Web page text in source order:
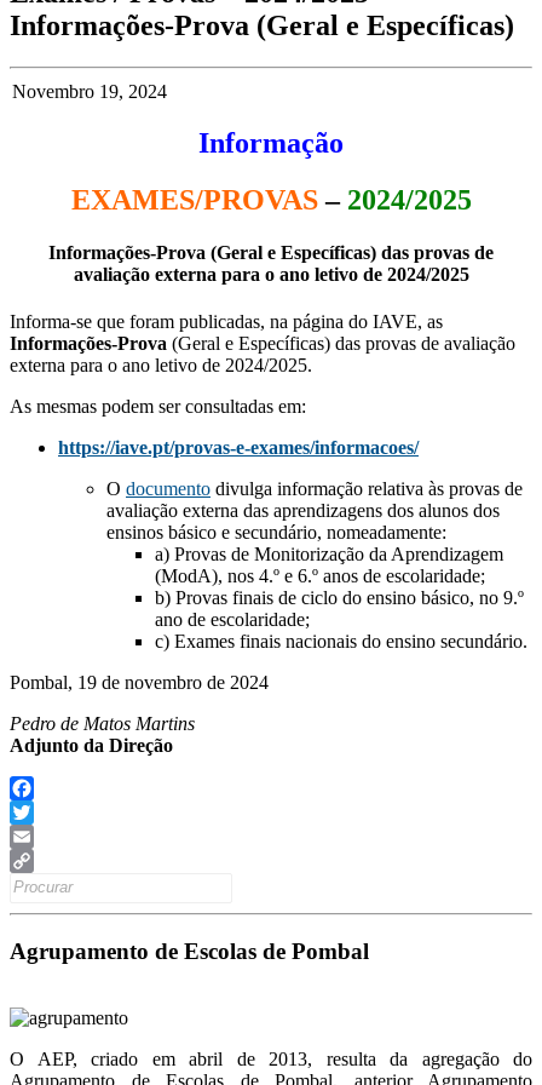
Informações-Prova (Geral e Específicas)
Novembro 19, 2024
Informação
EXAMES/PROVAS– 2024/2025
Informações-Prova (Geral e Específicas) das provas de
avaliação externa para o ano letivo de 2024/2025
Informa-se que foram publicadas, na página do IAVE, as
Informações-Prova (Geral e Específicas) das provas de avaliação
externa para o ano letivo de 2024/2025.
As mesmas podem ser consultadas em:
https://iave.pt/provas-e-exames/informacoes/
O documento divulga informação relativa às provas de
avaliação externa das aprendizagens dos alunos dos
ensinos básico e secundário, nomeadamente:
a) Provas de Monitorização da Aprendizagem
(ModA), nos 4.º e 6.º anos de escolaridade;
b) Provas finais de ciclo do ensino básico, no 9.º
ano de escolaridade;
c) Exames finais nacionais do ensino secundário.
Pombal, 19 de novembro de 2024
Pedro de Matos Martins
Adjunto da Direção
Facebook
Twitter
Email
Copy
Link
Search
Agrupamento de Escolas de Pombal
O AEP, criado em abril de 2013, resulta da agregação do
Agrupamento de Escolas de Pombal, anterior Agrupamento